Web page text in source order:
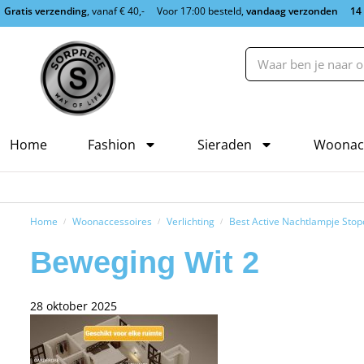
Gratis verzending, vanaf € 40,- Voor 17:00 besteld,vandaag verzonden
Home Fashion Sieraden
Home / Woonaccessoires / Verlichting / Best Active Nachtlampje
Beweging Wit 2
28 oktober 2025